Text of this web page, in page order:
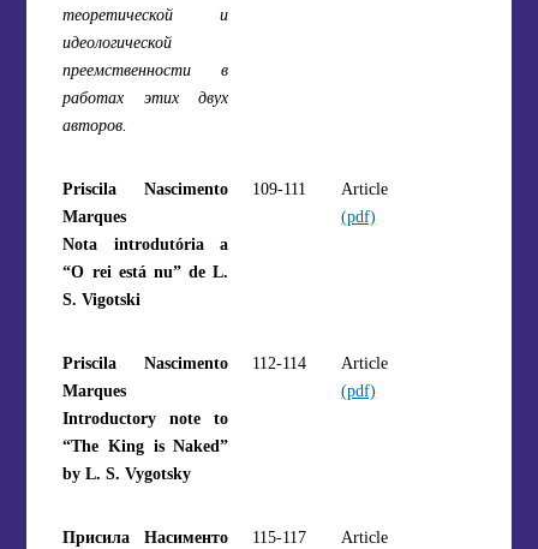
теоретической и
идеологической
преемственности в
работах этих двух
авторов.
Priscila Nascimento
Marques
Nota introdutória a
“O rei está nu” de L.
S. Vigotski
109-111
Article
(pdf)
Priscila Nascimento
Marques
Introductory note to
“The King is Naked”
by L. S. Vygotsky
112-114
Article
(pdf)
Присила Насименто
115-117
Article